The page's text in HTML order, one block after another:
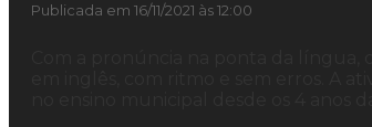
Publicada em 16/11/2021 às 12:00